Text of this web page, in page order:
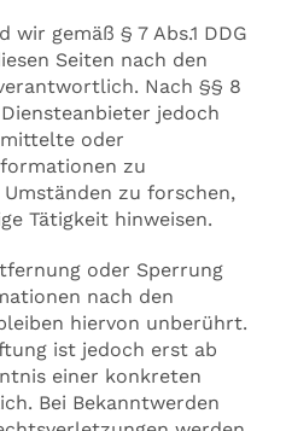
gemäß § 7 Abs.1 DDG
Seiten nach den
Nach §§ 8
jedoch
oder
zu
zu forschen,
Tätigkeit hinweisen.
oder Sperrung
nach den
hiervon unberührt.
ist jedoch erst ab
einer konkreten
Bei Bekanntwerden